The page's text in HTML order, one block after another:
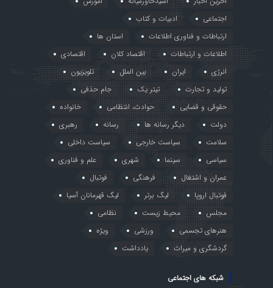
اجتماعی
ادبیات و کتاب
ارتباطات و فناوری اطلاعات
استان ها
اطلاعات و ارتباطات
اقتصاد کلان
اقتصادی
انرژی
ایران بین الملل
تلویزیون
تولید و تجارت
تیتر یک
جام حذفی
حقوقی و قضایی
حوادث، انتظامی
خانواده
دولت
دیگر رسانه ها رسانه
رهبری
سلامت
سیاست خارجی
سیاست داخلی
سیاسی
سینما شهری
علم و فناوری
عمران و اشتغال
فرهنگی
فوتبال
فوتبال اروپا
لیگ برتر
لیگ قهرمانان آسیا
مجلس
محیط زیست
نظامی
هنرهای تجسمی
ورزشی
ویژه
گردشگری و میراث
یادداشت
شبکه های اجتماعی